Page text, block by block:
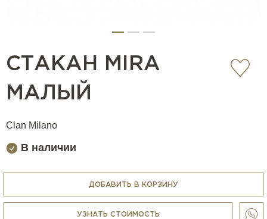
СТАКАН MIRA
МАЛЫЙ
Clan Milano
В наличии
ДОБАВИТЬ В КОРЗИНУ
УЗНАТЬ СТОИМОСТЬ